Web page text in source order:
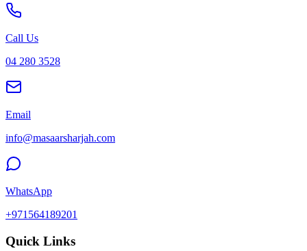
Call Us
04 280 3528
Email
info@masaarsharjah.com
WhatsApp
+971564189201
Quick Links